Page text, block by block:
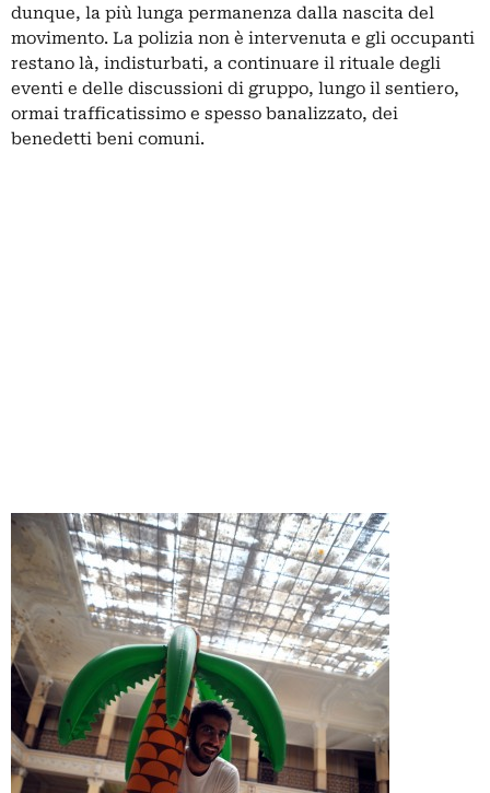
dunque, la più lunga permanenza dalla nascita del
movimento. La polizia non è intervenuta e gli occupanti
restano là, indisturbati, a continuare il rituale degli
eventi e delle discussioni di gruppo, lungo il sentiero,
ormai trafficatissimo e spesso banalizzato, dei
benedetti beni comuni.